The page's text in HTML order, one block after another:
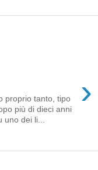
›
proprio tanto, tipo
più di dieci anni
dei li...